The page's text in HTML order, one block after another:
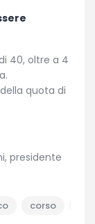
40, oltre a 4
quota di
presidente
corso